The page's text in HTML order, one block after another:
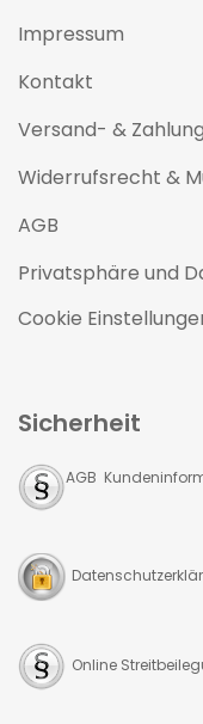
Impressum
Kontakt
Versand- &
Widerrufsrecht &
AGB
Privatsphäre und
Cookie
Sicherheit
AGB
Online